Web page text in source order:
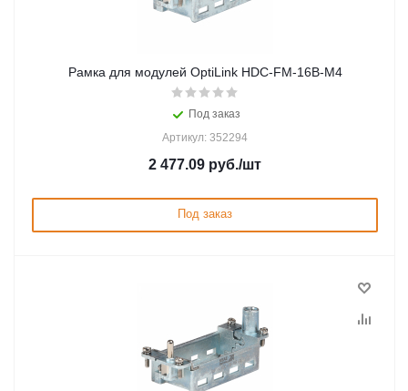
Рамка для модулей OptiLink HDC-FM-16B-M4
Под заказ
Артикул: 352294
2 477.09 руб./шт
Под заказ